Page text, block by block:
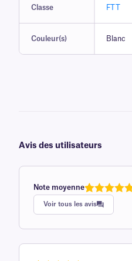
Classe FTT
Couleur(s) Blanc
Avis des utilisateurs
Note moyenne
Note
sur 5
basée sur
1
avis client
Voir tous les avis